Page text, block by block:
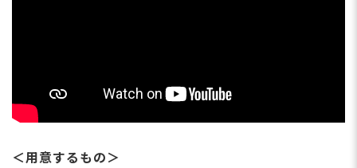
＜用意するもの＞